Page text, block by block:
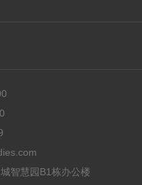
智慧园B1栋办公楼